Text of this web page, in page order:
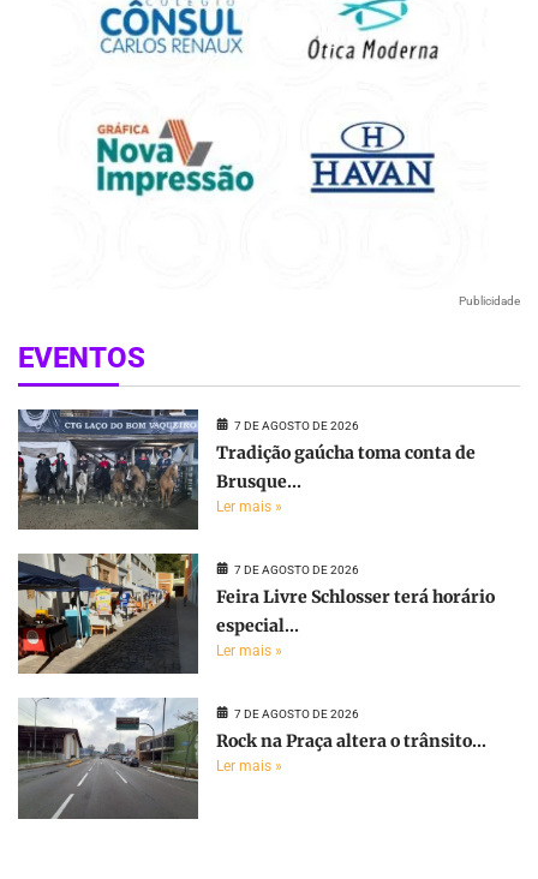
Publicidade
EVENTOS
7 DE AGOSTO DE 2026
Tradição gaúcha toma conta de
Brusque...
Ler mais »
7 DE AGOSTO DE 2026
Feira Livre Schlosser terá horário
especial...
Ler mais »
7 DE AGOSTO DE 2026
Rock na Praça altera o trânsito...
Ler mais »